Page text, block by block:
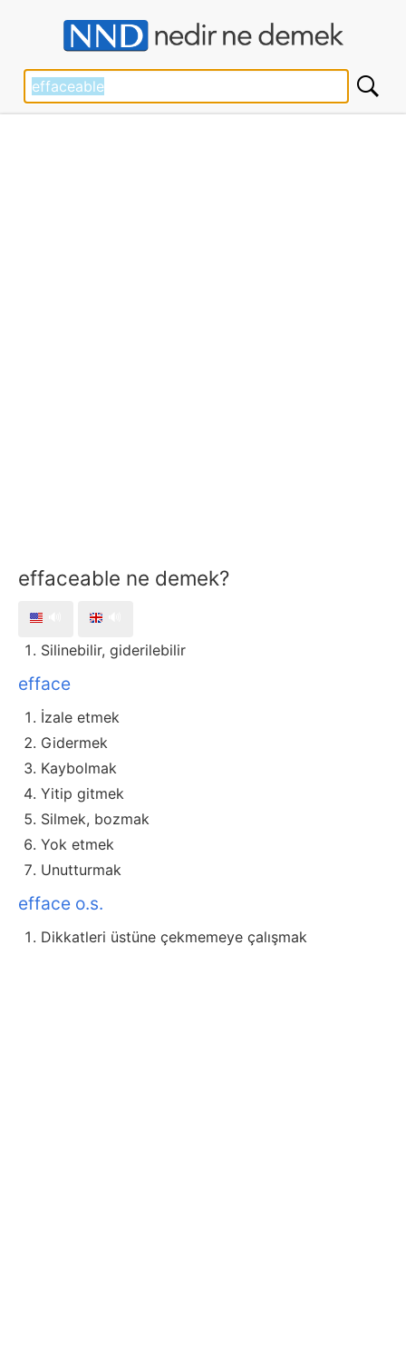
effaceable ne demek?
Silinebilir, giderilebilir
efface
İzale etmek
Gidermek
Kaybolmak
Yitip gitmek
Silmek, bozmak
Yok etmek
Unutturmak
efface o.s.
Dikkatleri üstüne çekmemeye çalışmak